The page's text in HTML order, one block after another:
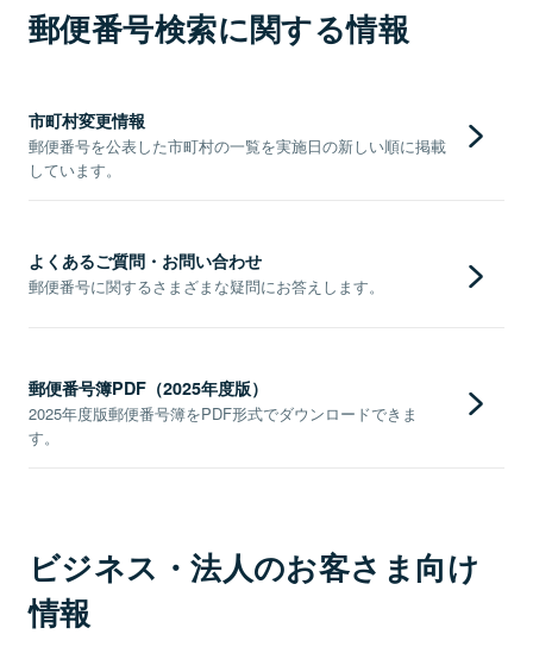
郵便番号検索に関する情報
市町村変更情報
郵便番号を公表した市町村の一覧を実施日の新しい順に掲載
しています。
よくあるご質問・お問い合わせ
郵便番号に関するさまざまな疑問にお答えします。
郵便番号簿PDF（2025年度版）
2025年度版郵便番号簿をPDF形式でダウンロードできま
す。
ビジネス・法人のお客さま向け
情報